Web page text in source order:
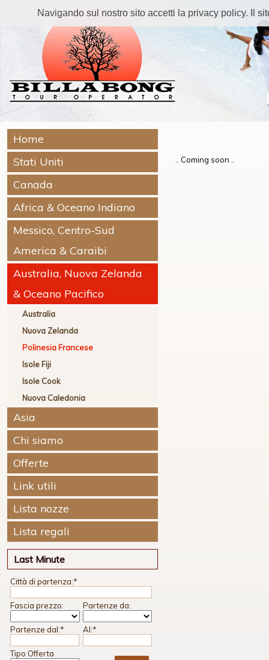
Home
Stati Uniti
Canada
Africa & Oceano Indiano
Messico, Centro-Sud
America & Caraibi
Australia, Nuova Zelanda
& Oceano Pacifico
Australia
Nuova Zelanda
Polinesia Francese
Isole Fiji
Isole Cook
Nuova Caledonia
Asia
Chi siamo
Offerte
Link utili
Lista nozze
Lista regali
Last Minute
Città di partenza:*
Fascia prezzo: Partenze da:
Partenze dal:* Al:*
Tipo Offerta
.. Coming soon ..
Navigando sul nostro sito accetti la privacy policy. Il